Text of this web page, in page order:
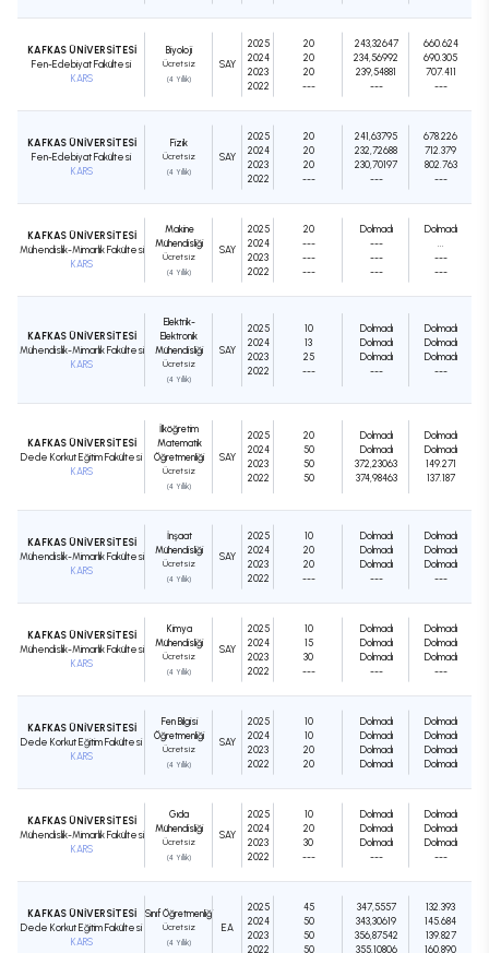
KAFKAS ÜNİVERSİTESİ
Fen-Edebiyat Fakültesi
KARS
Biyoloji
Ücretsiz
(4 Yıllık)
SAY
2025
2024
2023
2022
20
20
20
---
243,32647
234,56992
239,54881
---
660.624
690.305
707.411
---
KAFKAS ÜNİVERSİTESİ
Fen-Edebiyat Fakültesi
KARS
Fizik
Ücretsiz
(4 Yıllık)
SAY
2025
2024
2023
2022
20
20
20
---
241,63795
232,72688
230,70197
---
678.226
712.379
802.763
---
KAFKAS ÜNİVERSİTESİ
Mühendislik-Mimarlık Fakültesi
KARS
Makine
Mühendisliği
Ücretsiz
(4 Yıllık)
SAY
2025
2024
2023
2022
20
---
---
---
Dolmadı
---
---
---
Dolmadı
---
---
KAFKAS ÜNİVERSİTESİ
Mühendislik-Mimarlık Fakültesi
KARS
Elektrik-
Elektronik
Mühendisliği
Ücretsiz
(4 Yıllık)
SAY
2025
2024
2023
2022
10
13
25
---
Dolmadı
Dolmadı
Dolmadı
---
Dolmadı
Dolmadı
Dolmadı
---
KAFKAS ÜNİVERSİTESİ
Dede Korkut Eğitim Fakültesi
KARS
İlköğretim
Matematik
Öğretmenliği
Ücretsiz
(4 Yıllık)
SAY
2025
2024
2023
2022
20
50
50
50
Dolmadı
Dolmadı
372,23063
374,98463
Dolmadı
Dolmadı
149.271
137.187
KAFKAS ÜNİVERSİTESİ
Mühendislik-Mimarlık Fakültesi
KARS
İnşaat
Mühendisliği
Ücretsiz
(4 Yıllık)
SAY
2025
2024
2023
2022
10
20
20
---
Dolmadı
Dolmadı
Dolmadı
---
Dolmadı
Dolmadı
Dolmadı
---
KAFKAS ÜNİVERSİTESİ
Mühendislik-Mimarlık Fakültesi
KARS
Kimya
Mühendisliği
Ücretsiz
(4 Yıllık)
SAY
2025
2024
2023
2022
10
15
30
---
Dolmadı
Dolmadı
Dolmadı
---
Dolmadı
Dolmadı
Dolmadı
---
KAFKAS ÜNİVERSİTESİ
Dede Korkut Eğitim Fakültesi
KARS
Fen Bilgisi
Öğretmenliği
Ücretsiz
(4 Yıllık)
SAY
2025
2024
2023
2022
10
10
20
20
Dolmadı
Dolmadı
Dolmadı
Dolmadı
Dolmadı
Dolmadı
Dolmadı
Dolmadı
KAFKAS ÜNİVERSİTESİ
Mühendislik-Mimarlık Fakültesi
KARS
Gıda
Mühendisliği
Ücretsiz
(4 Yıllık)
SAY
2025
2024
2023
2022
10
20
30
---
Dolmadı
Dolmadı
Dolmadı
---
Dolmadı
Dolmadı
Dolmadı
---
KAFKAS ÜNİVERSİTESİ
Dede Korkut Eğitim Fakültesi
KARS
Sınıf Öğretmenliği
Ücretsiz
(4 Yıllık)
EA
2025
2024
2023
2022
45
50
50
50
347,5557
343,30619
356,87542
355,10806
132.393
145.684
139.827
160.890